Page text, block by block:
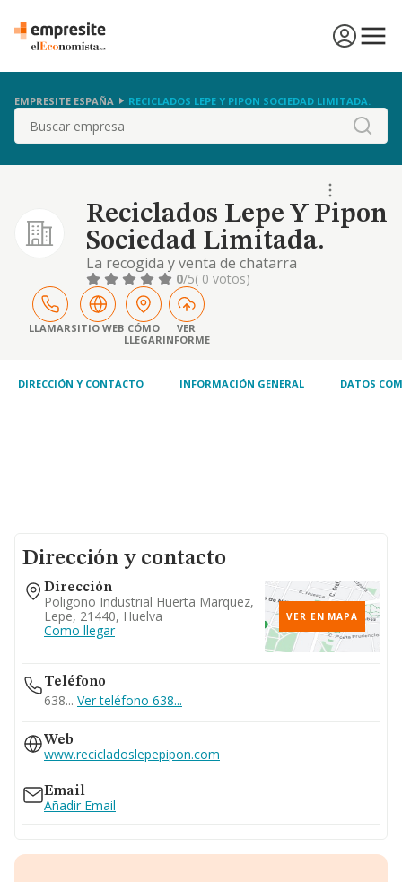
EMPRESITE ESPAÑA RECICLADOS LEPE Y PIPON SOCIEDAD LIMITADA.
Buscar
Reciclados Lepe Y Pipon
Sociedad Limitada.
La recogida y venta de chatarra
0/5( 0 votos)
LLAMARSITIO WEB CÓMO
LLEGAR
VER
INFORME
DIRECCIÓN Y CONTACTO INFORMACIÓN GENERAL DATOS
Dirección y contacto
Dirección
Poligono Industrial Huerta Marquez,
Lepe, 21440, Huelva
Como llegar
VER EN MAPA
Teléfono
638... Ver teléfono 638...
Web
www.recicladoslepepipon.com
Email
Añadir Email